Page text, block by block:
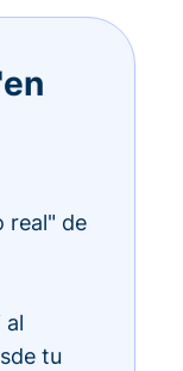
real" de
al
tu